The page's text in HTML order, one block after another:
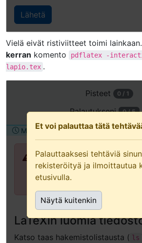
Vielä eivät ristiviitteet toimi
kerran komento pdflatex
-
lapio.tex .
tehtävä
uudessa
välilehdessä
näppäimistön
avustavan
teknologian
käyttäjille)
Et voi palauttaa tätä
Palauttaaksesi tehtäviä
rekisteröityä ja ilmoittautua
etusivulla.
Näytä kuitenkin
Pisteet 0 / 1
Palautukseni 0 / 5
Määräaika torstai 2.7.2026 12:00
Palauttaaksesi tehtäviä
rekisteröityä ja
etusivulla.
LaTeXin luomia
Katso taas hakemistolistausta ( ls